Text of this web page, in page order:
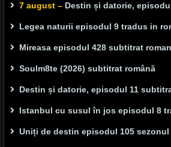
7 august – Destin și datorie,
Legea naturii episodul 9 tradus in
Mireasa episodul 428 subtitrat
Soulm8te (2026) subtitrat română
Destin și datorie, episodul 11
Istanbul cu susul în jos episodul 8
Uniți de destin episodul 105